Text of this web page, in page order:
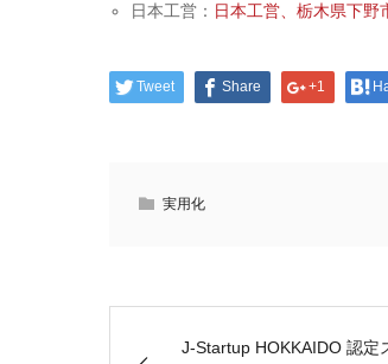
日本工営： 日本工営、栃木県下野
Tweet Share +1
実用化
J-Startup HOKKAIDO 認定